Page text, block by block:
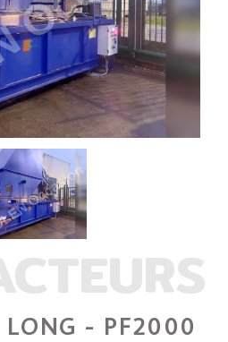
LONG - PF2000